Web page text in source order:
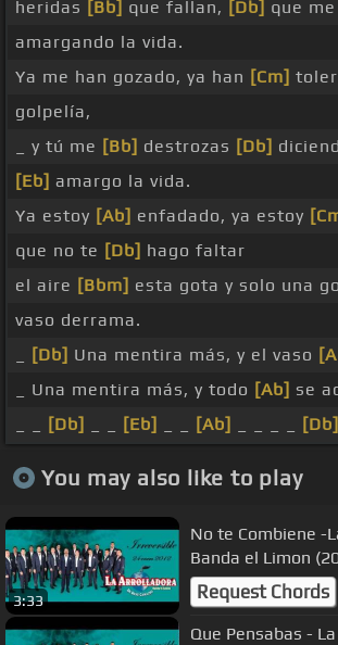
heridas [Bb] que fallan, [Db] que
amargando la vida.
Ya me han gozado, ya han [Cm]
golpelía,
_ y tú me [Bb] destrozas [Db]
[Eb] amargo la vida.
Ya estoy [Ab] enfadado, ya estoy
que no te [Db] hago faltar
el aire [Bbm] esta gota y solo una
vaso derrama.
[Db] Una mentira más, y el vaso
_ Una mentira más, y todo [Ab] se
[Db] [Eb] [Ab] [Db]
You may also like to play
3:33
No te Combiene -
Banda el Limon
"IRREVERSIBLE"
Request Chords
Que Pensabas -